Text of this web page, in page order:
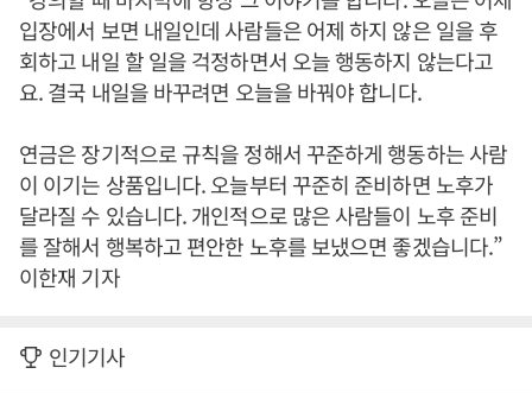
입장에서 보면 내일인데 사람들은 어제 하지 않은 일을 후
회하고 내일 할 일을 걱정하면서 오늘 행동하지 않는다고
요. 결국 내일을 바꾸려면 오늘을 바꿔야 합니다.
연금은 장기적으로 규칙을 정해서 꾸준하게 행동하는 사람
이 이기는 상품입니다. 오늘부터 꾸준히 준비하면 노후가
달라질 수 있습니다. 개인적으로 많은 사람들이 노후 준비
를 잘해서 행복하고 편안한 노후를 보냈으면 좋겠습니다.”
이한재 기자
인기기사